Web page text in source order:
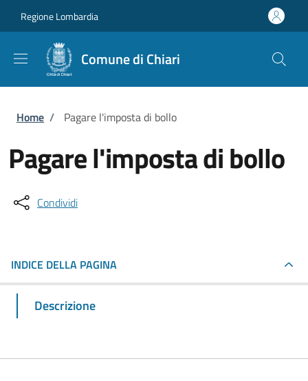
Regione Lombardia
Comune di Chiari
Briciole di pane
Home / Pagare l'imposta di bollo
Pagare l'imposta di bollo
Condividi
INDICE DELLA PAGINA
Descrizione